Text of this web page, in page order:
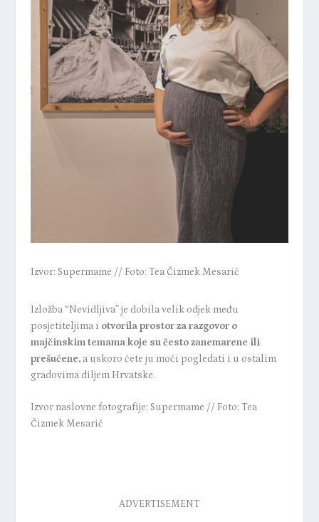
Izvor: Supermame // Foto: Tea Čizmek Mesarić
Izložba “Nevidljiva”je dobila velik odjek među
posjetiteljima i otvorila prostor za razgovor o
majčinskim temama koje su često zanemarene ili
prešućene,a uskoro ćete ju moći pogledati i u ostalim
gradovima diljem Hrvatske.
Izvor naslovne fotografije: Supermame // Foto: Tea
Čizmek Mesarić
ADVERTISEMENT